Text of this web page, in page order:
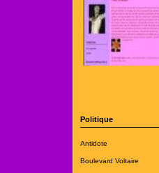
Politique
Antidote
Boulevard Voltaire